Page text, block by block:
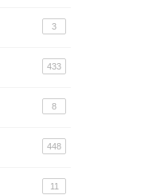
3
433
8
448
11